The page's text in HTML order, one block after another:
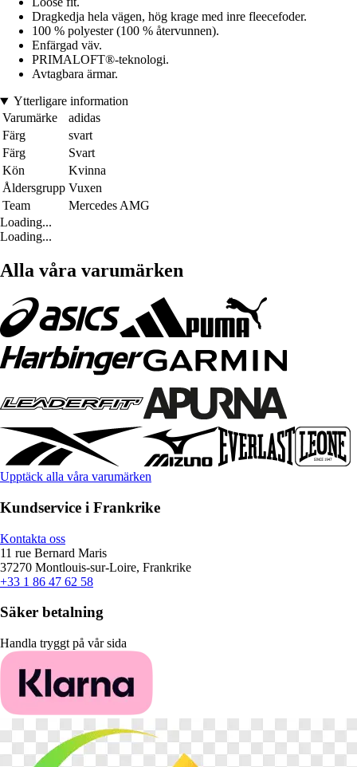
Dragkedja hela vägen, hög krage med inre fleecefoder.
100 % polyester (100 % återvunnen).
Enfärgad väv.
PRIMALOFT®-teknologi.
Avtagbara ärmar.
Ytterligare information
Varumärke
adidas
Färg
svart
Färg
Svart
Kön
Kvinna
Åldersgrupp Vuxen
Team
Mercedes AMG
Loading...
Loading...
Alla våra varumärken
Upptäck alla våra varumärken
Kundservice i Frankrike
Kontakta oss
11 rue Bernard Maris
37270 Montlouis-sur-Loire, Frankrike
+33 1 86 47 62 58
Säker betalning
Handla tryggt på vår sida